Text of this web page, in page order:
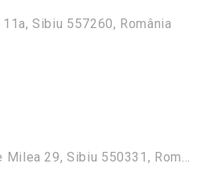
Sibiu 557260, România